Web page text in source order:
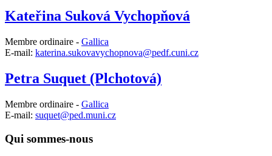
Kateřina Suková Vychopňová
Membre ordinaire - Gallica
E-mail: katerina.sukovavychopnova@pedf.cuni.cz
Petra Suquet (Plchotová)
Membre ordinaire - Gallica
E-mail: suquet@ped.muni.cz
Qui sommes-nous